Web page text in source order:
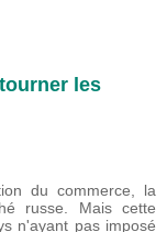
les
du commerce, la
russe. Mais cette
n'ayant pas imposé